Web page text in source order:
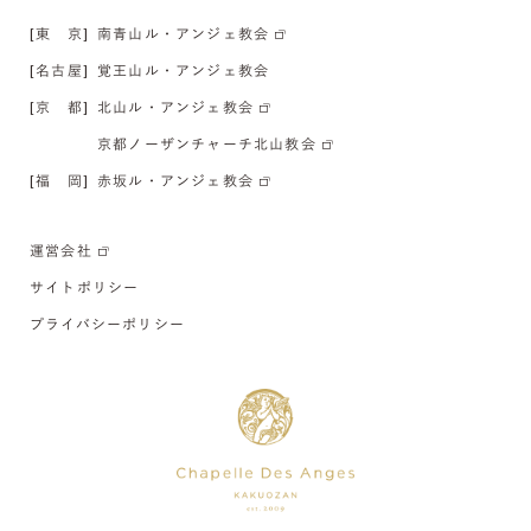
[東 京] 南青山ル・アンジェ教会
[名古屋] 覚王山ル・アンジェ教会
[京 都] 北山ル・アンジェ教会
京都ノーザンチャーチ北山教会
[福 岡] 赤坂ル・アンジェ教会
運営会社
サイトポリシー
プライバシーポリシー